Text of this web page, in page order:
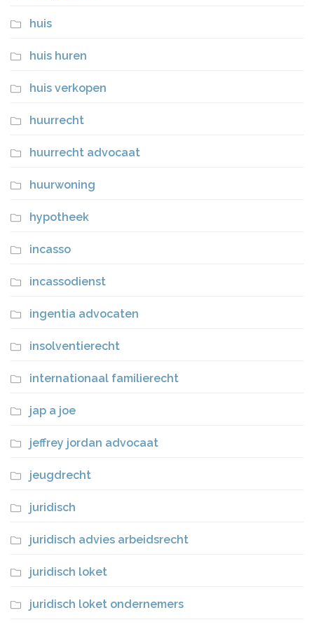
huis
huis huren
huis verkopen
huurrecht
huurrecht advocaat
huurwoning
hypotheek
incasso
incassodienst
ingentia advocaten
insolventierecht
internationaal familierecht
jap a joe
jeffrey jordan advocaat
jeugdrecht
juridisch
juridisch advies arbeidsrecht
juridisch loket
juridisch loket ondernemers